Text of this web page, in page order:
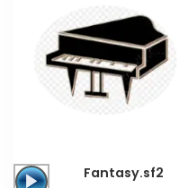
Tocador
Fantasy.sf2